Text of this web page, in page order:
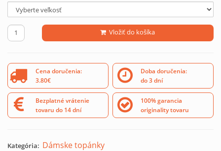
Vložiť do košíka
Cena doručenia:
3.80€
Doba doručenia:
do 3 dní
Bezplatné vrátenie
tovaru do 14 dní
100% garancia
originality tovaru
Kategória: Dámske topánky